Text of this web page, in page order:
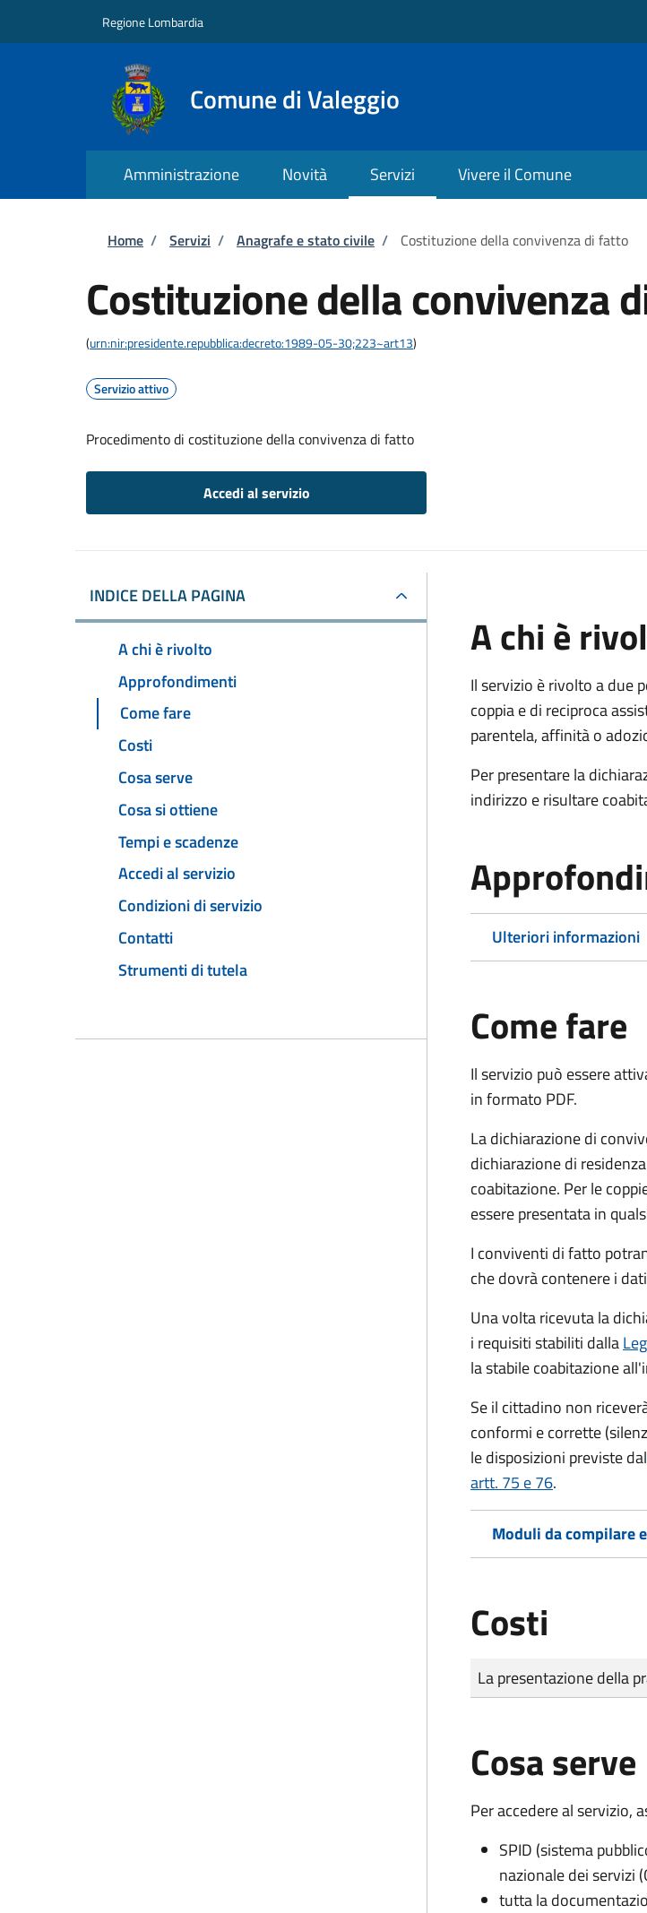
Regione Lombardia
Comune di Valeggio
Amministrazione Novità Servizi Vivere il Comune
Briciole di pane
Home / Servizi / Anagrafe e stato civile / Costituzione della convivenza di fatto
Costituzione della convivenza
(urn:nir:presidente.repubblica:decreto:1989-05-30;223~art13)
Servizio attivo
Procedimento di costituzione della convivenza di fatto
Accedi al servizio
INDICE DELLA PAGINA
A chi è rivolto
Approfondimenti
Come fare
Costi
Cosa serve
Cosa si ottiene
Tempi e scadenze
Accedi al servizio
Condizioni di servizio
Contatti
Strumenti di tutela
A chi è
Il servizio è rivolto a due
coppia e di reciproca
parentela, affinità o
Per presentare la
indirizzo e risultare
Ulteriori informazioni
Come fare
Il servizio può essere
in formato PDF.
La dichiarazione di
dichiarazione di
coabitazione. Per le
essere presentata in
I conviventi di fatto
che dovrà contenere i
Una volta ricevuta la
i requisiti stabiliti dalla
la stabile coabitazione
Se il cittadino non
conformi e corrette
le disposizioni previste dal
artt. 75 e 76.
Moduli da compilare
Costi
Tipo di pagamento
Importo
La presentazione della
Cosa serve
Per accedere al servizio,
SPID (sistema
nazionale dei servizi
tutta la